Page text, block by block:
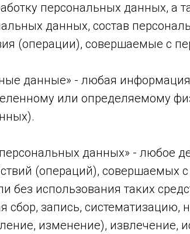
персональных данных, а
данных, состав
(операции), совершаемые с
данные» - любая
или определяемому
данных» - любое
(операций), совершаемых
без использования таких
запись, систематизацию,
изменение), извлечение,